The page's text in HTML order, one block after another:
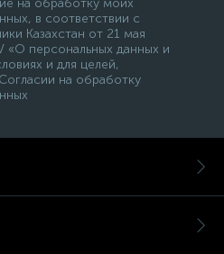
на обработку моих
в соответствии с
Казахстан от 21 мая
персональных данных и
и для целей,
на обработку